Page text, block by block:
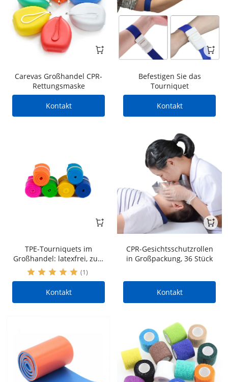
Carevas Großhandel CPR-
Rettungsmaske
Kontakt
Befestigen Sie das
Tourniquet
Kontakt
TPE-Tourniquets im
Großhandel: latexfrei, zum
Einmalgebrauch, steril und
chirurgisch
(1)
Kontakt
CPR-Gesichtsschutzrollen
in Großpackung, 36 Stück
Kontakt